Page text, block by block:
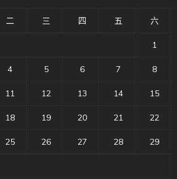
二 三 四 五 六
1
4 5 6 7 8
11 12 13 14 15
18 19 20 21 22
25 26 27 28 29